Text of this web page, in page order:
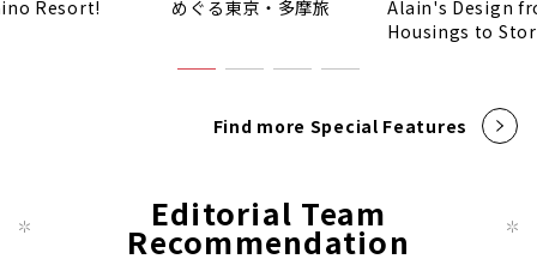
Resort!
めぐる東京・多摩旅
Alain's Design
Housings to
Find more Special Features
Editorial Team
Recommendation